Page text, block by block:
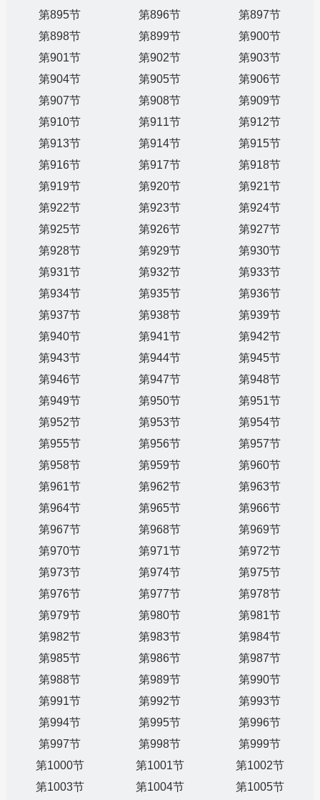
第895节
第896节
第897节
第898节
第899节
第900节
第901节
第902节
第903节
第904节
第905节
第906节
第907节
第908节
第909节
第910节
第911节
第912节
第913节
第914节
第915节
第916节
第917节
第918节
第919节
第920节
第921节
第922节
第923节
第924节
第925节
第926节
第927节
第928节
第929节
第930节
第931节
第932节
第933节
第934节
第935节
第936节
第937节
第938节
第939节
第940节
第941节
第942节
第943节
第944节
第945节
第946节
第947节
第948节
第949节
第950节
第951节
第952节
第953节
第954节
第955节
第956节
第957节
第958节
第959节
第960节
第961节
第962节
第963节
第964节
第965节
第966节
第967节
第968节
第969节
第970节
第971节
第972节
第973节
第974节
第975节
第976节
第977节
第978节
第979节
第980节
第981节
第982节
第983节
第984节
第985节
第986节
第987节
第988节
第989节
第990节
第991节
第992节
第993节
第994节
第995节
第996节
第997节
第998节
第999节
第1000节
第1001节
第1002节
第1003节
第1004节
第1005节